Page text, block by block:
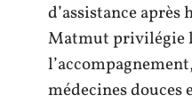
d’assistance
Matmut privilégie
médecines douces